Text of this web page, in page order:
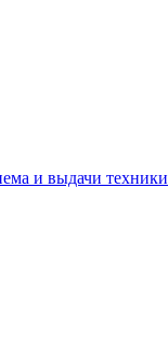
и выдачи техники